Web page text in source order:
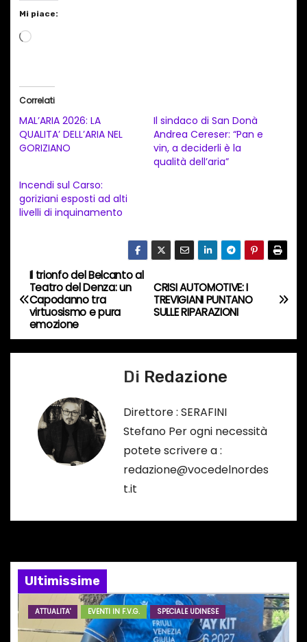
Mi piace:
C
a
m
n
t
c
o
r
s
Correlati
MAL’ARIA 2026: LA
QUALITA’ DELL’ARIA ​NEL
GORIZIANO
Il sindaco di San Donà
Andrea Cereser: “Pan e
vin, a deciderli è la
qualità dell’aria”
Incendi sul Carso:
goriziani esposti ad alti
livelli di inquinamento
N
a
v
e
a
r
CRISI AUTOMOTIVE: I
TREVIGIANI PUNTANO
SULLE RIPARAZIONI
Il trionfo del Belcanto al
Teatro del Denza: un
Capodanno tra
virtuosismo e pura
emozione
Di Redazione
Direttore : SERAFINI
Stefano Per ogni necessità
potete scrivere a :
redazione@vocedelnordes
t.it
Ultimissime
ATTUALITA' EVENTI IN F.V.G. SPECIALE UDINESE